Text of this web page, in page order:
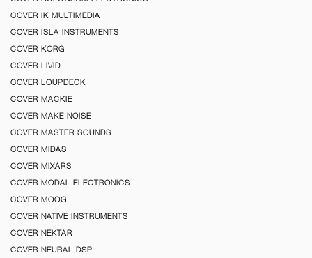
COVER IK MULTIMEDIA
COVER ISLA INSTRUMENTS
COVER KORG
COVER LIVID
COVER LOUPDECK
COVER MACKIE
COVER MAKE NOISE
COVER MASTER SOUNDS
COVER MIDAS
COVER MIXARS
COVER MODAL ELECTRONICS
COVER MOOG
COVER NATIVE INSTRUMENTS
COVER NEKTAR
COVER NEURAL DSP